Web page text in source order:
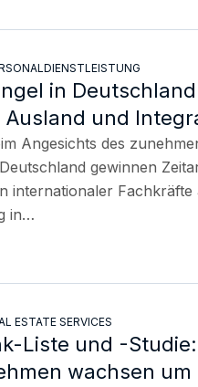
in
Ausland und
Angesichts des
gewinnen
internationaler
in…
ESTATE SERVICES
Liste und -
wachsen um